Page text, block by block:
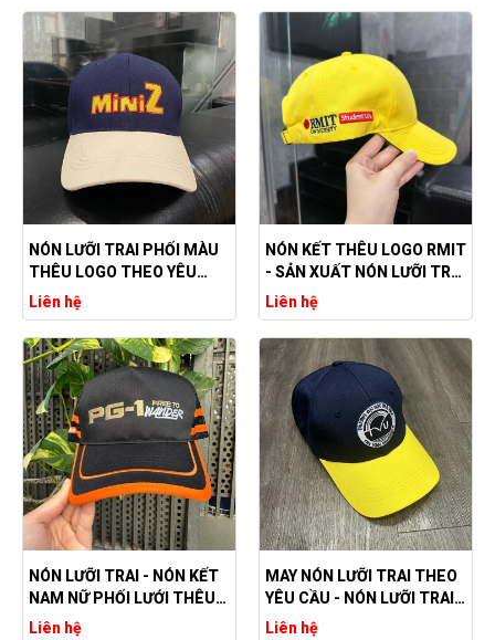
NÓN LƯỠI TRAI PHỐI MÀU
THÊU LOGO THEO YÊU
CẦU
Liên hệ
NÓN KẾT THÊU LOGO RMIT
- SẢN XUẤT NÓN LƯỠI TRAI
THEO YÊU CẦU
Liên hệ
NÓN LƯỠI TRAI - NÓN KẾT
NAM NỮ PHỐI LƯỚI THÊU
LOGO THEO YÊU CẦU
Liên hệ
MAY NÓN LƯỠI TRAI THEO
YÊU CẦU - NÓN LƯỠI TRAI
GIÁ RẺ
Liên hệ